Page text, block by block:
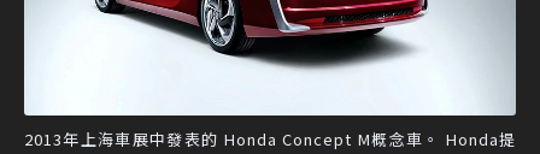
2013年上海車展中發表的 Honda Concept M概念車。 Honda提